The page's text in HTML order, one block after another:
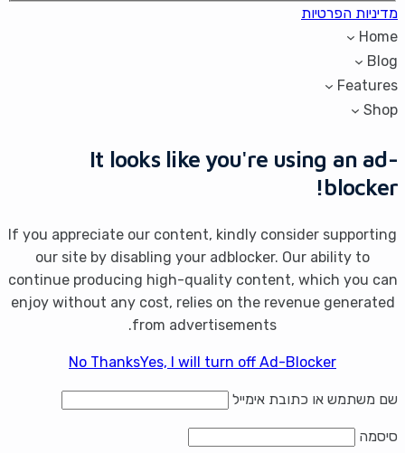
מדיניות הפרטיות
Home
Blog
Features
Shop
It looks like you're using an ad-
blocker!
If you appreciate our content, kindly consider supporting
our site by disabling your adblocker. Our ability to
continue producing high-quality content, which you can
enjoy without any cost, relies on the revenue generated
from advertisements.
Yes, I will turn off Ad-Blocker
No Thanks
שם משתמש או כתובת אימייל
סיסמה